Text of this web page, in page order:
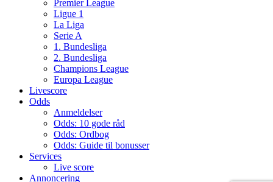
Premier League
Ligue 1
La Liga
Serie A
1. Bundesliga
2. Bundesliga
Champions League
Europa League
Livescore
Odds
Anmeldelser
Odds: 10 gode råd
Odds: Ordbog
Odds: Guide til bonusser
Services
Live score
Annoncering